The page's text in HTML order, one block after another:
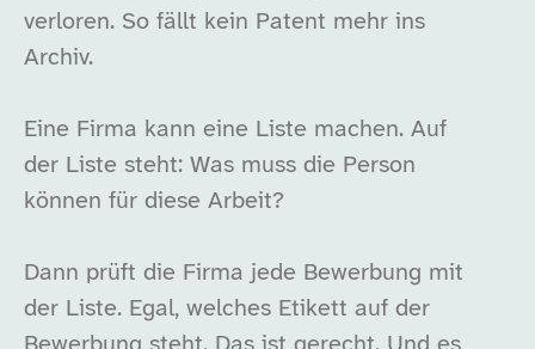
verloren. So fällt kein Patent mehr ins
Archiv.
Eine Firma kann eine Liste machen. Auf
der Liste steht: Was muss die Person
können für diese Arbeit?
Dann prüft die Firma jede Bewerbung mit
der Liste. Egal, welches Etikett auf der